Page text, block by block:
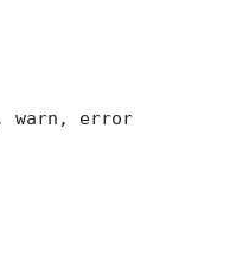
warn, error